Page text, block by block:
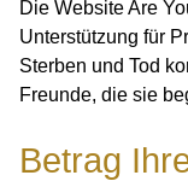
Die Website Are
Unterstützung für
Sterben und Tod
Freunde, die sie
Betrag